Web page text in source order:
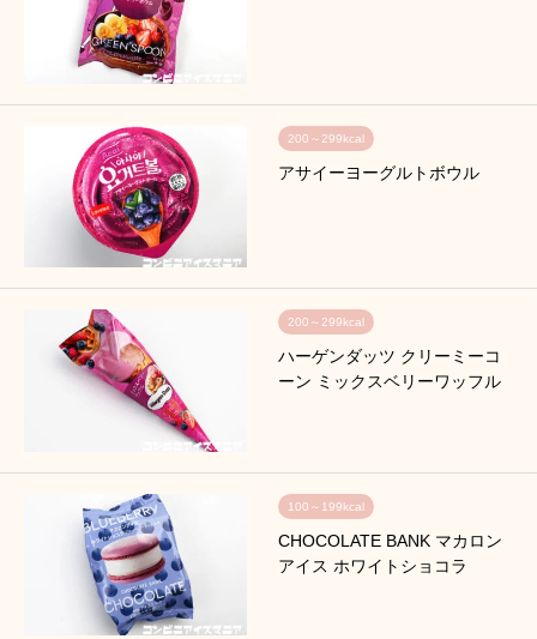
200～299kcal
アサイーヨーグルトボウル
200～299kcal
ハーゲンダッツ クリーミーコ
ーン ミックスベリーワッフル
100～199kcal
CHOCOLATE BANK マカロン
アイス ホワイトショコラ